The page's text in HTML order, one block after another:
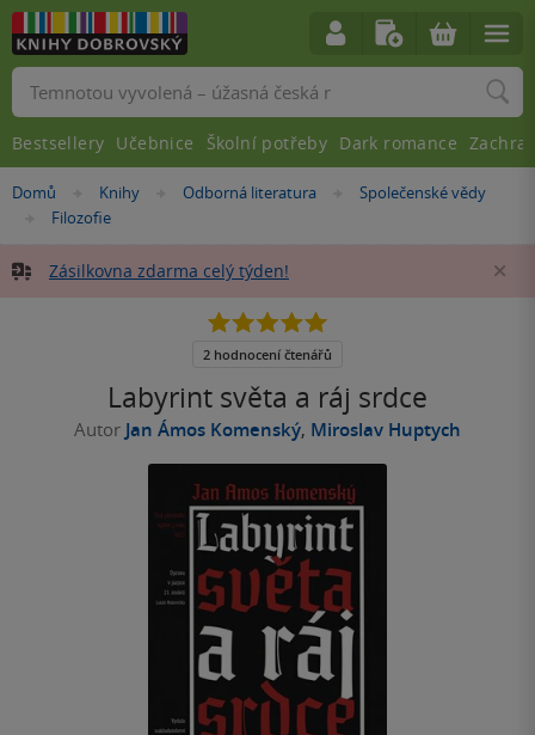
Nacházíte
Domů »Knihy »
Odborná literatura »
Společenské vědy
»Filozofie
Zásilkovna zdarma celý týden!
Labyrint světa a ráj srdce
Autor Jan Ámos Komenský, Miroslav Huptych
5.0
5
2 hodnocení čtenářů
Vyhledávání
Bestsellery Učebnice Školní potřeby Dark romance